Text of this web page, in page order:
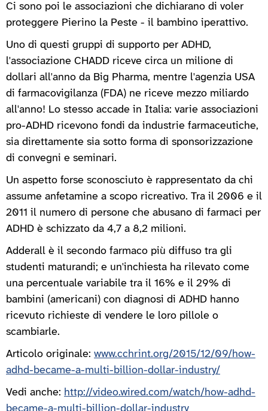
Ci sono poi le associazioni che dichiarano di voler
proteggere Pierino la Peste - il bambino iperattivo.
Uno di questi gruppi di supporto per ADHD,
l'associazione CHADD riceve circa un milione di
dollari all'anno da Big Pharma, mentre l'agenzia USA
di farmacovigilanza (FDA) ne riceve mezzo miliardo
all'anno! Lo stesso accade in Italia: varie associazioni
pro-ADHD ricevono fondi da industrie farmaceutiche,
sia direttamente sia sotto forma di sponsorizzazione
di convegni e seminari.
Un aspetto forse sconosciuto è rappresentato da chi
assume anfetamine a scopo ricreativo. Tra il 2006 e il
2011 il numero di persone che abusano di farmaci per
ADHD è schizzato da 4,7 a 8,2 milioni.
Adderall è il secondo farmaco più diffuso tra gli
studenti maturandi; e un'inchiesta ha rilevato come
una percentuale variabile tra il 16% e il 29% di
bambini (americani) con diagnosi di ADHD hanno
ricevuto richieste di vendere le loro pillole o
scambiarle.
Articolo originale: www.cchrint.org/2015/12/09/how-
adhd-became-a-multi-billion-dollar-industry/
Vedi anche: http://video.wired.com/watch/how-adhd-
became-a-multi-billion-dollar-industry